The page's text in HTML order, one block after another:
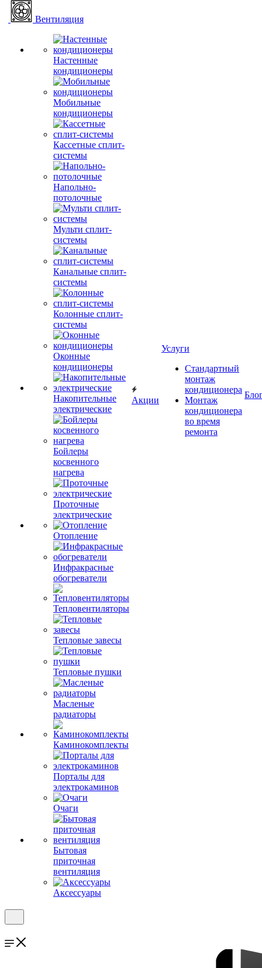
Вентиляция
Настенные
кондиционеры
Мобильные
кондиционеры
Кассетные сплит-
системы
Напольно-
потолочные
Мульти сплит-
системы
Канальные сплит-
системы
Колонные сплит-
системы
Оконные
кондиционеры
Накопительные
электрические
Бойлеры
косвенного
нагрева
Проточные
электрические
Отопление
Инфракрасные
обогреватели
Тепловентиляторы
Тепловые завесы
Тепловые пушки
Масленые
радиаторы
Каминокомплекты
Порталы для
электрокаминов
Очаги
Бытовая
приточная
вентиляция
Аксессуары
Акции
Услуги
Стандартный
монтаж
кондиционера
Монтаж
кондиционера
во время
ремонта